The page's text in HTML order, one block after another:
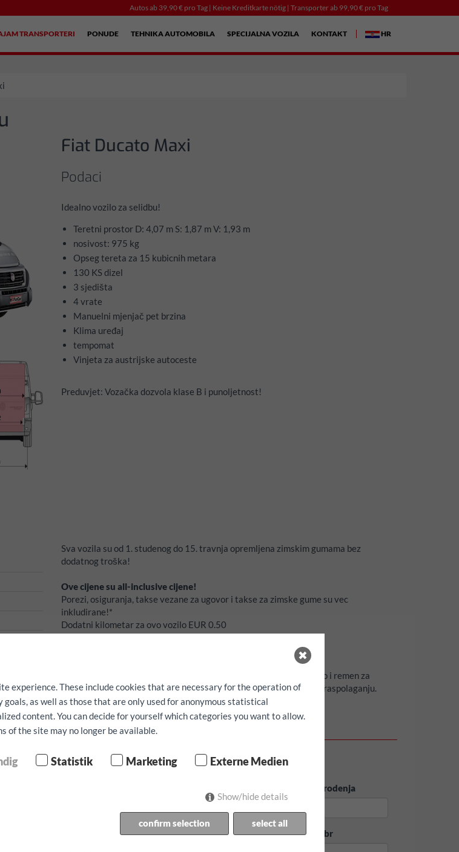
Autos ab 39,90 € pro Tag | Keine Kreditkarte nötig | Transporter ab 99,90 € pro Tag
TRANSPORTERI PONUDE TEHNIKA AUTOMOBILA SPECIJALNA VOZILA KONTAKT HR
Fiat Ducato Maxi
Podaci
Idealno vozilo za selidbu!
Teretni prostor D: 4,07 m S: 1,87 m V: 1,93 m
nosivost: 975 kg
Opseg tereta za 15 kubicnih metara
130 KS dizel
3 sjedišta
4 vrate
Manuelni mjenjač pet brzina
Klima uređaj
tempomat
Vinjeta za austrijske autoceste
Preduvjet: Vozačka dozvola klase B i punoljetnost!
Sva vozila su od 1. studenog do 15. travnja opremljena zimskim gumama bez
dodatnog troška!
Ove cijene su all-inclusive cijene!
Porezi, osiguranja, takse vezane za ugovor i takse za zimske gume su vec
inkludirane!*
Dodatni kilometar za ovo vozilo EUR 0.50
depozit:800EUR
kao navigacija, sigurnosne sjedalice za djecu kao i remen za
pričvršćivanje istih se mogu unaprijed rezervirati ukoliko stoje na raspolaganju.
Raspoloživost nije garantirana!
Potvrdite rezervaciju
datum rodenja
ZIP Grad Ulica + br
experience. These include cookies that are necessary for the operation of
as well as those that are only used for anonymous statistical
content. You can decide for yourself which categories you want to allow.
of the site may no longer be available.
Statistik Marketing Externe Medien
Show/hide details
confirm selection select all